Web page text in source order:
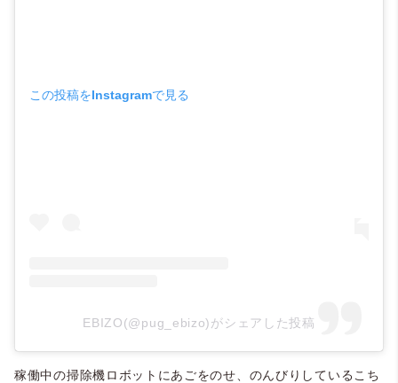
この投稿をInstagramで見る
EBIZO(@pug_ebizo)がシェアした投稿
稼働中の掃除機ロボットにあごをのせ、のんびりしているこち